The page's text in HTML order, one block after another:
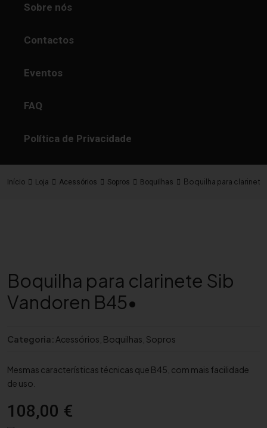
Sobre nós
Contactos
Eventos
FAQ
Política de Privacidade
Início Loja Acessórios Sopros Boquilhas Boquilha para
Boquilha para clarinete Sib
Vandoren B45•
Categoria: Acessórios Boquilhas Sopros
Mesmas características técnicas que B45, com mais facilidade
de uso.
108,00 €